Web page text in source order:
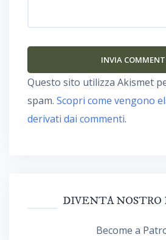
Questo sito utilizza Akismet
spam. Scopri come vengono
derivati dai commenti.
DIVENTA NOSTRO
Become a